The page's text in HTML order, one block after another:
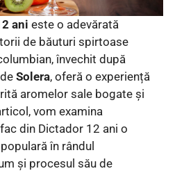
ani este o adevărată
de băuturi spirtoase
învechit după
Solera, oferă o experiență
aromelor sale bogate și
vom examina
din Dictador 12 ani o
în rândul
și procesul său de